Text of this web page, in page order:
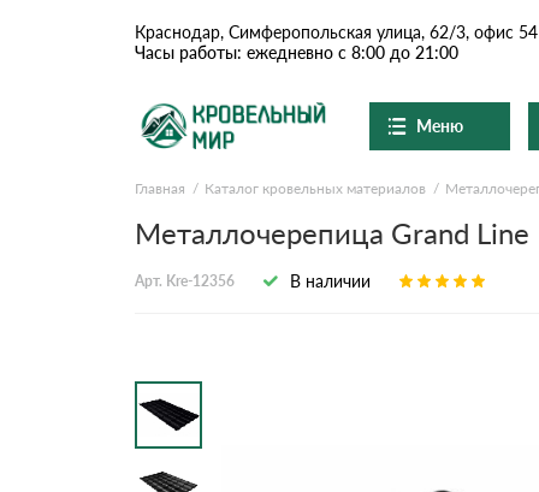
Краснодар, Симферопольская улица, 62/3, офис 54
Часы работы: ежедневно с 8:00 до 21:00
Меню
О компании
Доставка и оплата
Вопросы-ответы
Контакты
Ондулин и шифер
Главная Каталог кровельных материалов
Металлочерепица Grand
Арт. Kre-12356 В наличии